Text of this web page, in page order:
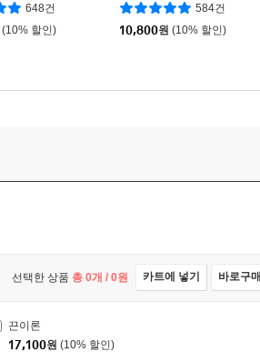
648건
(10% 할인)
584건
10,800원 (10% 할인)
선택한 상품 총 0개 / 0원 카트에 넣기 바로구
끈이론
17,100원 (10% 할인)